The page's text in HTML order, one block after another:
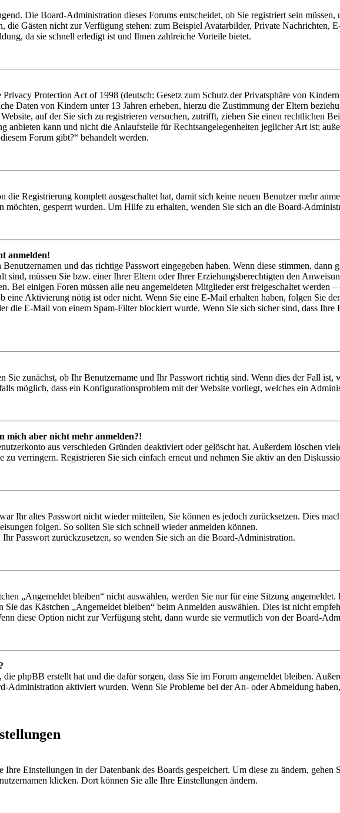
Die Board-Administration dieses Forums entscheidet, ob Sie registriert sein
Gästen nicht zur Verfügung stehen: zum Beispiel Avatarbilder, Private Nachrichten,
da sie schnell erledigt ist und Ihnen zahlreiche Vorteile bietet.
Privacy Protection Act of 1998 (deutsch: Gesetz zum Schutz der Privatsphäre von
Daten von Kindern unter 13 Jahren erheben, hierzu die Zustimmung der Eltern
auf der Sie sich zu registrieren versuchen, zutrifft, ziehen Sie einen rechtlichen
anbieten kann und nicht die Anlaufstelle für Rechtsangelegenheiten jeglicher Art ist;
Forum gibt?“ behandelt werden.
die Registrierung komplett ausgeschaltet hat, damit sich keine neuen Benutzer mehr
möchten, gesperrt wurden. Um Hilfe zu erhalten, wenden Sie sich an die Board-
anmelden!
und das richtige Passwort eingegeben haben. Wenn diese stimmen, dann
sind, müssen Sie bzw. einer Ihrer Eltern oder Ihrer Erziehungsberechtigten den
Bei einigen Foren müssen alle neu angemeldeten Mitglieder erst freigeschaltet werden
eine Aktivierung nötig ist oder nicht. Wenn Sie eine E-Mail erhalten haben, folgen Sie
die E-Mail von einem Spam-Filter blockiert wurde. Wenn Sie sich sicher sind, dass
Sie zunächst, ob Ihr Benutzername und Ihr Passwort richtig sind. Wenn dies der Fall ist,
möglich, dass ein Konfigurationsproblem mit der Website vorliegt, welches ein
mich aber nicht mehr anmelden?!
aus verschieden Gründen deaktiviert oder gelöscht hat. Außerdem löschen
zu verringern. Registrieren Sie sich einfach erneut und nehmen Sie aktiv an den
Ihr altes Passwort nicht wieder mitteilen, Sie können es jedoch zurücksetzen. Dies
folgen. So sollten Sie sich schnell wieder anmelden können.
Passwort zurückzusetzen, so wenden Sie sich an die Board-Administration.
„Angemeldet bleiben“ nicht auswählen, werden Sie nur für eine Sitzung
das Kästchen „Angemeldet bleiben“ beim Anmelden auswählen. Dies ist nicht
diese Option nicht zur Verfügung steht, dann wurde sie vermutlich von der Board-
phpBB erstellt hat und die dafür sorgen, dass Sie im Forum angemeldet bleiben.
Administration aktiviert wurden. Wenn Sie Probleme bei der An- oder Abmeldung
Ihre Einstellungen in der Datenbank des Boards gespeichert. Um diese zu ändern,
klicken. Dort können Sie alle Ihre Einstellungen ändern.